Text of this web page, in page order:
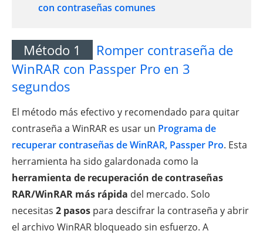
con contraseñas comunes
Método 1
Romper contraseña de
WinRAR con Passper Pro en 3
segundos
El método más efectivo y recomendado para quitar
contraseña a WinRAR es usar un Programa de
recuperar contraseñas de WinRAR, Passper Pro. Esta
herramienta ha sido galardonada como la
herramienta de recuperación de contraseñas
RAR/WinRAR más rápida del mercado. Solo
necesitas 2 pasos para descifrar la contraseña y abrir
el archivo WinRAR bloqueado sin esfuerzo. A